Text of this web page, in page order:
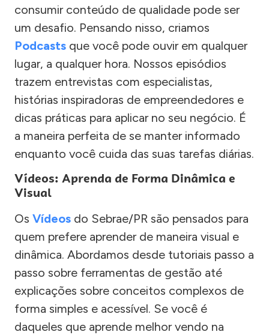
consumir conteúdo de qualidade pode ser
um desafio. Pensando nisso, criamos
Podcasts que você pode ouvir em qualquer
lugar, a qualquer hora. Nossos episódios
trazem entrevistas com especialistas,
histórias inspiradoras de empreendedores e
dicas práticas para aplicar no seu negócio. É
a maneira perfeita de se manter informado
enquanto você cuida das suas tarefas diárias.
Vídeos: Aprenda de Forma Dinâmica e
Visual
Os Vídeos do Sebrae/PR são pensados para
quem prefere aprender de maneira visual e
dinâmica. Abordamos desde tutoriais passo a
passo sobre ferramentas de gestão até
explicações sobre conceitos complexos de
forma simples e acessível. Se você é
daqueles que aprende melhor vendo na